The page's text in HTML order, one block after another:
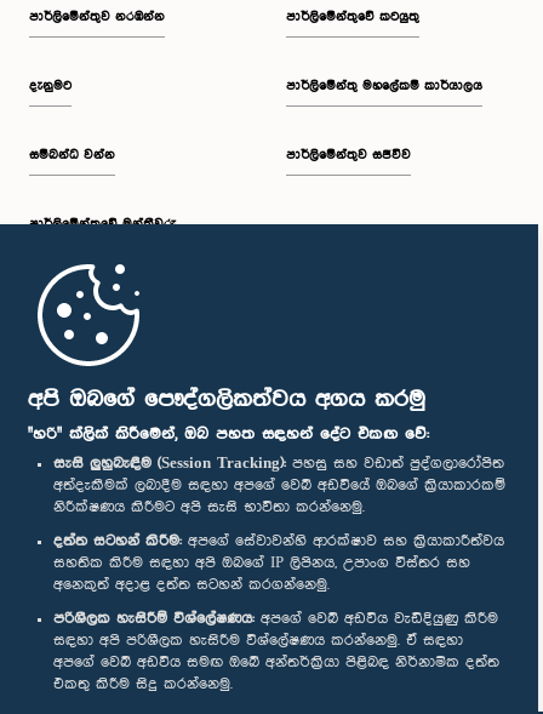
අපි ඔබගේ පෞද්ගලිකත්වය අගය කරමු
"හරි" ක්ලික් කිරීමෙන්, ඔබ පහත සඳහන් දේට එකඟ වේ:
සැසි ලුහුබැඳීම (Session Tracking): පහසු සහ වඩාත් පුද්ගලාරෝපිත
අත්දැකීමක් ලබාදීම සඳහා අපගේ වෙබ් අඩවියේ ඔබගේ ක්‍රියාකාරකම්
නිරීක්ෂණය කිරීමට අපි සැසි භාවිතා කරන්නෙමු.
දත්ත සටහන් කිරීම: අපගේ සේවාවන්හි ආරක්ෂාව සහ ක්‍රියාකාරීත්වය
සහතික කිරීම සඳහා අපි ඔබගේ IP ලිපිනය, උපාංග විස්තර සහ
අනෙකුත් අදාළ දත්ත සටහන් කරගන්නෙමු.
පරිශීලක හැසිරීම් විශ්ලේෂණය: අපගේ වෙබ් අඩවිය වැඩිදියුණු කිරීම
සඳහා අපි පරිශීලක හැසිරීම විශ්ලේෂණය කරන්නෙමු. ඒ සඳහා
අපගේ වෙබ් අඩවිය සමඟ ඔබේ අන්තර්ක්‍රියා පිළිබඳ නිර්නාමික දත්ත
එකතු කිරීම සිදු කරන්නෙමු.
පාර්ලි‌මේන්තුව නරඹන්න
දැනුමට
සම්බන්ධ වන්න
පාර්ලි‌මේන්තුවේ මන්ත්‍රීවරු
මුල් පිටුව
පාර්ලිමේන්තුවේ කටයුතු
පාර්ලිමේන්තු මහලේකම් කාර්යාලය
පාර්ලිමේන්තුව සජීවීව
පාර්ලිමේන්තු ජංගම යෙදුම
අප හා සම්බන්ධ වී සිටින්න :
සම්මාන
පෞද්ගලිකත්ව ප්‍රතිපත්තිය